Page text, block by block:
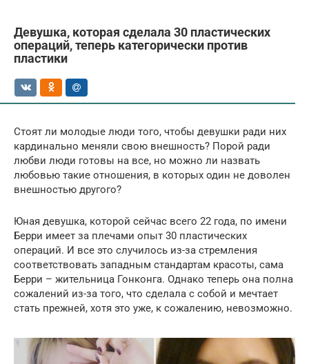
Девушка, которая сделала 30 пластических
операций, теперь категорически против
пластики
Стоят ли молодые люди того, чтобы девушки ради них
кардинально меняли свою внешность? Порой ради
любви люди готовы на все, но можно ли назвать
любовью такие отношения, в которых один не доволен
внешностью другого?
Юная девушка, которой сейчас всего 22 года, по имени
Берри имеет за плечами опыт 30 пластических
операций. И все это случилось из-за стремления
соответствовать западным стандартам красоты, сама
Берри – жительница Гонконга. Однако теперь она полна
сожалений из-за того, что сделала с собой и мечтает
стать прежней, хотя это уже, к сожалению, невозможно.